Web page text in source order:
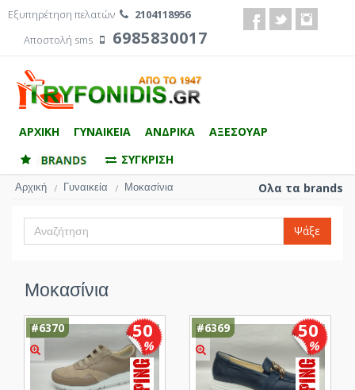
Εξυπηρέτηση πελατών
2104118956
Αποστολή sms
6985830017
ΑΡΧΙΚΗ ΓΥΝΑΙΚΕΙΑ ΑΝΔΡΙΚΑ
ΑΞΕΣΟΥΑΡ
ΣΥΓΚΡΙΣΗ
Αρχική / Γυναικεία / Μοκασίνια
Ψάξε
Ολα τα brands
Μοκασίνια
#6370 50
%
#6369 50
%